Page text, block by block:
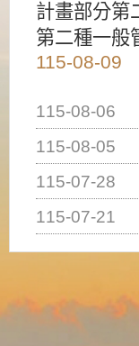
計畫部分第
第二種一般
115-08-09
115-08-06
115-08-05
115-07-28
115-07-21